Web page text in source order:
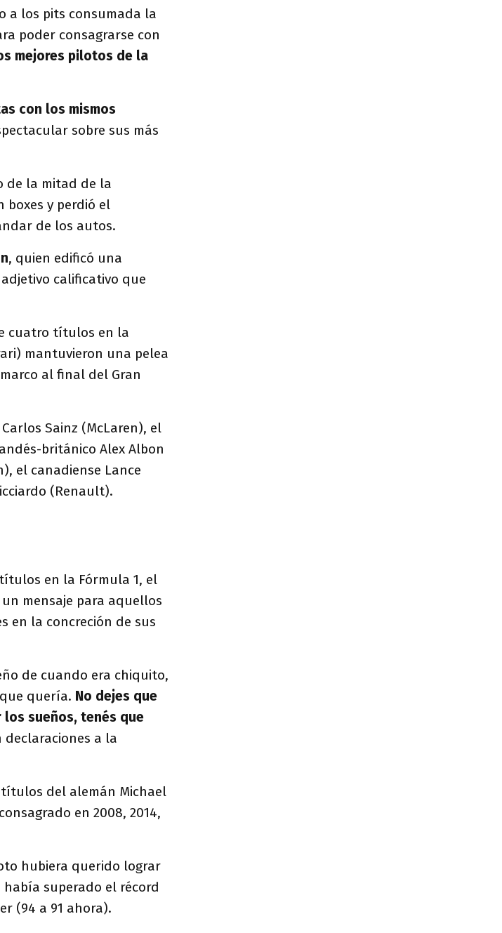
a los pits consumada la
poder consagrarse con
mejores pilotos de la
con los mismos
sobre sus más
de la mitad de la
boxes y perdió el
de los autos.
, quien edificó una
calificativo que
cuatro títulos en la
mantuvieron una pelea
al final del Gran
Sainz (McLaren), el
británico Alex Albon
el canadiense Lance
(Renault).
en la Fórmula 1, el
mensaje para aquellos
en la concreción de sus
de cuando era chiquito,
quería. No dejes que
sueños, tenés que
declaraciones a la
del alemán Michael
en 2008, 2014,
hubiera querido lograr
había superado el récord
(94 a 91 ahora).